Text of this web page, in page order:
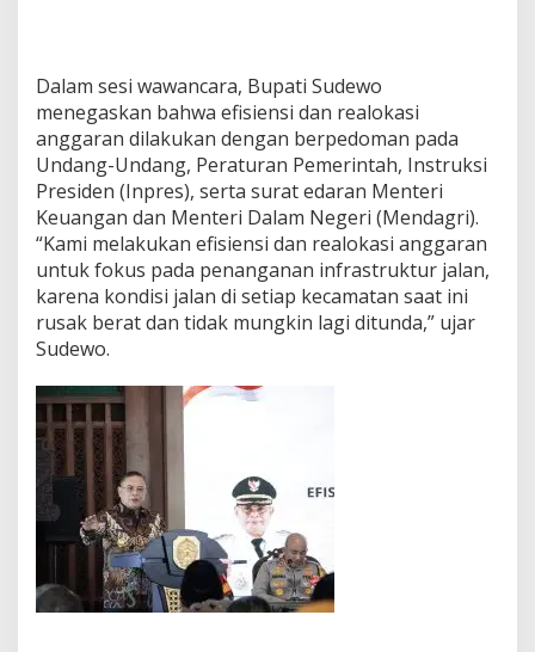
P
e
n
a
n
g
a
n
a
n
I
n
a
s
k
u
r
J
a
Dalam sesi wawancara, Bupati Sudewo
menegaskan bahwa efisiensi dan realokasi
anggaran dilakukan dengan berpedoman pada
Undang-Undang, Peraturan Pemerintah, Instruksi
Presiden (Inpres), serta surat edaran Menteri
Keuangan dan Menteri Dalam Negeri (Mendagri).
“Kami melakukan efisiensi dan realokasi anggaran
untuk fokus pada penanganan infrastruktur jalan,
karena kondisi jalan di setiap kecamatan saat ini
rusak berat dan tidak mungkin lagi ditunda,” ujar
Sudewo.